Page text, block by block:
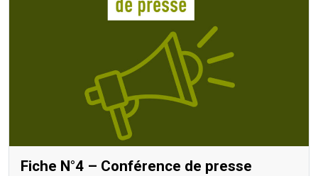
Fiche N°4 – Conférence de presse